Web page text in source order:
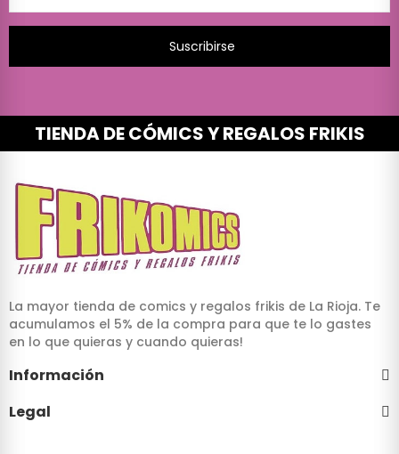
Suscribirse
TIENDA DE CÓMICS Y REGALOS FRIKIS
La mayor tienda de comics y regalos frikis de La Rioja. Te
acumulamos el 5% de la compra para que te lo gastes
en lo que quieras y cuando quieras!
Información
Legal